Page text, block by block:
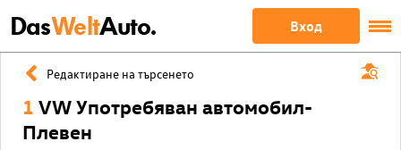
DasWeltAuto. Вход
Редактиране на търсенето
1 VW Употребяван автомобил-
Плевен